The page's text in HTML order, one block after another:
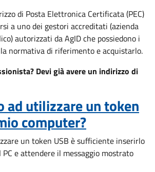
di Posta Elettronica Certificata (PEC)
a uno dei gestori accreditati (azienda
autorizzati da AgID che possiedono i
normativa di riferimento e acquistarlo.
Devi già avere un indirizzo di
ad utilizzare un token
computer?
un token USB è sufficiente inserirlo
PC e attendere il messaggio mostrato